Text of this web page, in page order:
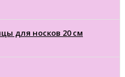
для носков 20 см